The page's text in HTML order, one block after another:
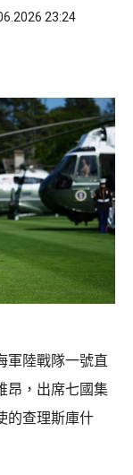
23:24
軍陸戰隊一號直
昂，出席七國集
的查理斯庫什